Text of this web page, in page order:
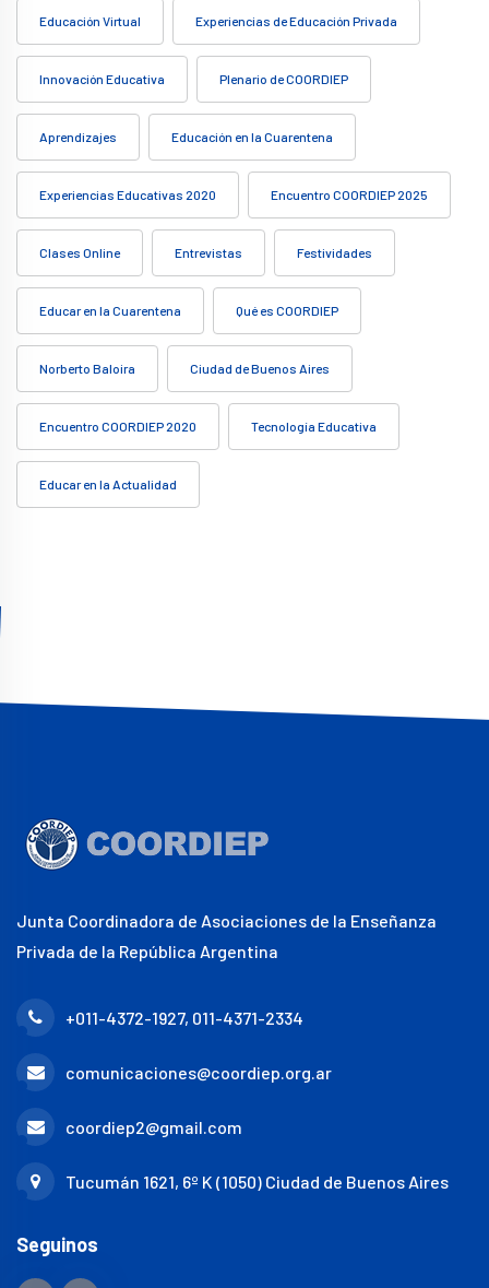
Educación Virtual Experiencias de Educación Privada
Innovación Educativa Plenario de COORDIEP
Aprendizajes Educación en la Cuarentena
Experiencias Educativas 2020 Encuentro COORDIEP 2025
Clases Online Entrevistas Festividades
Educar en la Cuarentena Qué es COORDIEP
Norberto Baloira Ciudad de Buenos Aires
Encuentro COORDIEP 2020 Tecnología Educativa
Educar en la Actualidad
Junta Coordinadora de Asociaciones de la Enseñanza
Privada de la República Argentina
+011-4372-1927, 011-4371-2334
comunicaciones@coordiep.org.ar
coordiep2@gmail.com
Tucumán 1621, 6º K (1050) Ciudad de Buenos Aires
Seguinos